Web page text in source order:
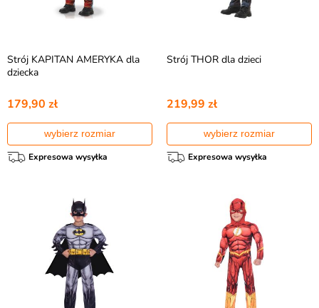
Strój KAPITAN AMERYKA dla
dziecka
179,90 zł
wybierz rozmiar
Expresowa wysyłka
Strój THOR dla dzieci
219,99 zł
wybierz rozmiar
Expresowa wysyłka